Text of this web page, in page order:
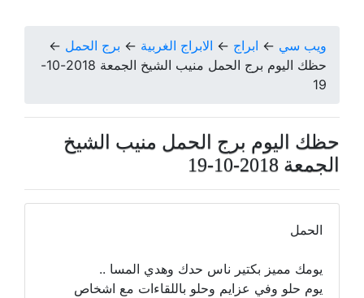
ويب سي ← ابراج ← الابراج الغربية ← برج الحمل ←
حظك اليوم برج الحمل منيب الشيخ الجمعة 2018-10-
19
حظك اليوم برج الحمل منيب الشيخ
الجمعة 2018-10-19
الحمل
يومك مميز بكتير ناس حدك وهدي المسا ..
يوم حلو وفي عزايم وحلو باللقاءات مع اشخاص